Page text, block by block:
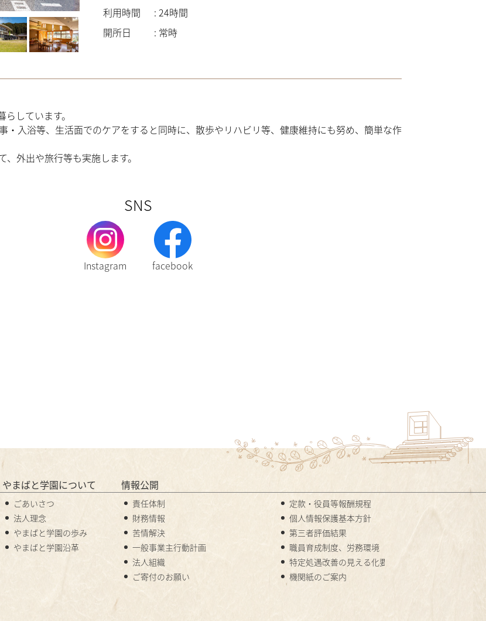
利用時間
: 24時間
開所日
: 常時
しています。
・入浴等、生活面でのケアをすると同時に、散歩やリハビリ等、健康維持にも努め、簡単な作
外出や旅行等も実施します。
SNS
Instagram facebook
やまばと学園について
ごあいさつ
法人理念
やまばと学園の歩み
やまばと学園沿革
情報公開
責任体制
定款・役員等報酬規程
財務情報
個人情報保護基本方針
苦情解決
第三者評価結果
一般事業主行動計画
職員育成制度、労務環境
法人組織
特定処遇改善の見える化要件
ご寄付のお願い
機関紙のご案内